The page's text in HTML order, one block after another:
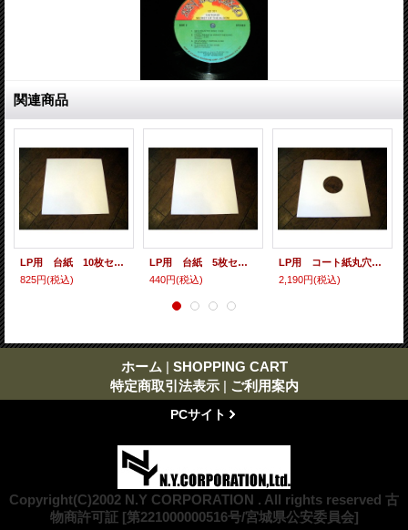
関連商品
LP用 台紙 10枚セット
825円(税込)
LP用 台紙 5枚セット
440円(税込)
LP用 コート紙丸穴ジャケ 10枚セット
2,190円(税込)
ホーム | SHOPPING CART
特定商取引法表示 | ご利用案内
PCサイト
Copyright(C)2002 N.Y CORPORATION . All rights reserved 古
物商許可証 [第221000000516号/宮城県公安委員会]